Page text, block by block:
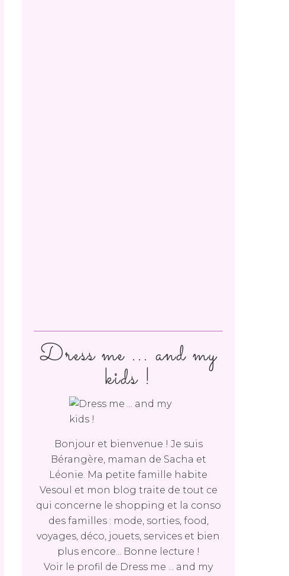
Dress me ... and my
kids !
Bonjour et bienvenue ! Je suis
Bérangère, maman de Sacha et
Léonie. Ma petite famille habite
Vesoul et mon blog traite de tout ce
qui concerne le shopping et la conso
des familles : mode, sorties, food,
voyages, déco, jouets, services et bien
plus encore... Bonne lecture !
Voir le profil de Dress me ... and my